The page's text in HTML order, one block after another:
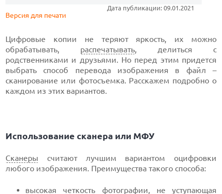
Дата публикации: 09.01.2021
Версия для печати
Цифровые копии не теряют яркость, их можно
обрабатывать, распечатывать, делиться с
родственниками и друзьями. Но перед этим придется
выбрать способ перевода изображения в файл –
сканирование или фотосъемка. Расскажем подробно о
каждом из этих вариантов.
Использование сканера или МФУ
Сканеры считают лучшим вариантом оцифровки
любого изображения. Преимущества такого способа:
высокая четкость фотографии, не уступающая